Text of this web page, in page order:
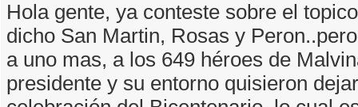
Hola gente, ya conteste sobre el
dicho San Martin, Rosas y
a uno mas, a los 649 héroes de
presidente y su entorno quisieron